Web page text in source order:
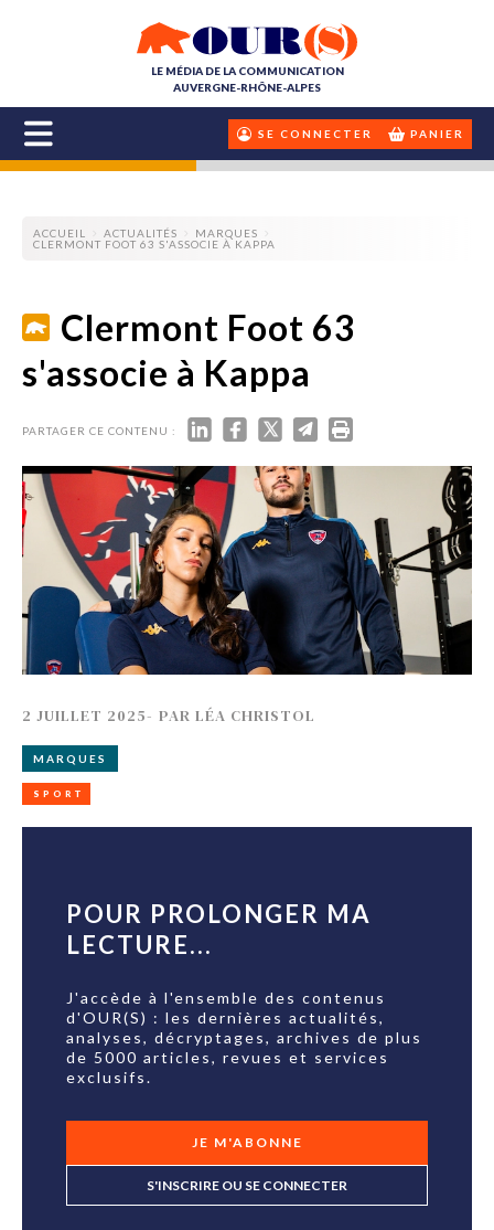
LE MÉDIA DE LA COMMUNICATION
AUVERGNE-RHÔNE-ALPES
SE CONNECTER PANIER
ACCUEIL ACTUALITÉS
MARQUES
CLERMONT FOOT 63 S'ASSOCIE À KAPPA
Clermont Foot 63
s'associe à Kappa
PARTAGER CE CONTENU :
2 JUILLET 2025- PAR LÉA CHRISTOL
MARQUES
SPORT
POUR PROLONGER MA
LECTURE...
J'accède à l'ensemble des contenus
d'OUR(S) : les dernières actualités,
analyses, décryptages, archives de plus
de 5000 articles, revues et services
exclusifs.
JE M'ABONNE
S'INSCRIRE OU SE CONNECTER